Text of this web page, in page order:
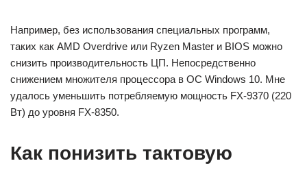
Например, без использования специальных программ,
таких как AMD Overdrive или Ryzen Master и BIOS можно
снизить производительность ЦП. Непосредственно
снижением множителя процессора в ОС Windows 10. Мне
удалось уменьшить потребляемую мощность FX-9370 (220
Вт) до уровня FX-8350.
Как понизить тактовую